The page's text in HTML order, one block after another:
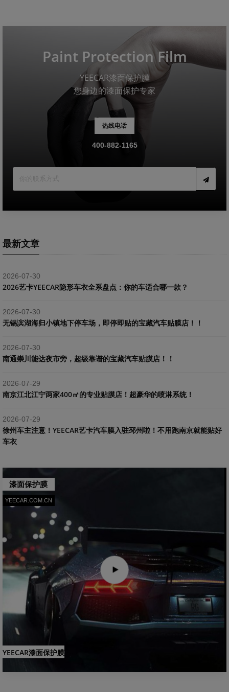
Paint Protection Film
YEECAR漆面保护膜
您身边的漆面保护专家
热线电话
400-882-1165
最新文章
2026-07-30
2026艺卡YEECAR隐形车衣全系盘点：你的车适合哪一款？
2026-07-30
​无锡滨湖海归小镇地下停车场，即停即贴的宝藏汽车贴膜店！！
2026-07-30
南通崇川能达夜市旁，超级靠谱的宝藏汽车贴膜店！！
2026-07-29
南京江北江宁两家400㎡的专业贴膜店！超豪华的喷淋系统！
2026-07-29
​徐州车主注意！YEECAR艺卡汽车膜入驻邳州啦！不用跑南京就能贴好
车衣
漆面保护膜
YEECAR.COM.CN
YEECAR漆面保护膜